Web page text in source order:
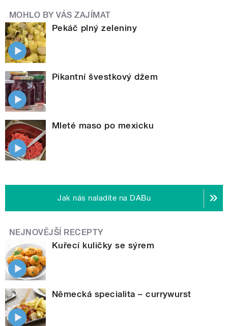
MOHLO BY VÁS ZAJÍMAT
Pekáč plný zeleniny
Pikantní švestkový džem
Mleté maso po mexicku
Jak nás naladíte na DABu
NEJNOVĚJŠÍ RECEPTY
Kuřecí kuličky se sýrem
Německá specialita – currywurst